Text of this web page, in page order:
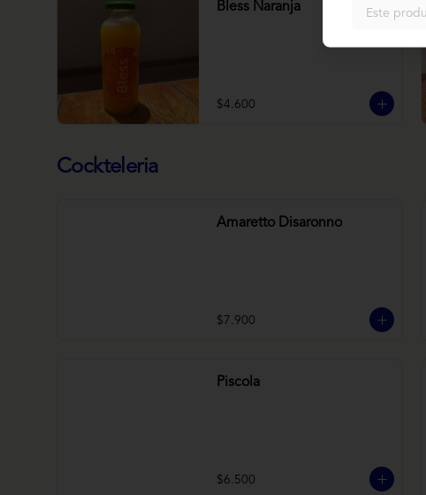
Bless Naranja
$4.600
Cockteleria
Amaretto Disaronno
$7.900
Piscola
$6.500
Este